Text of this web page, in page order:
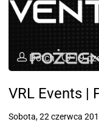
Dotch 19
VRL Events |
Sobota, 22 czerwca